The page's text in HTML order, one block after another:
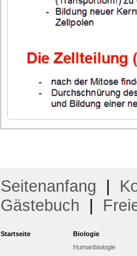
Seitenanfang
Gästebuch
Startseite
Biologie
Humanbiologie